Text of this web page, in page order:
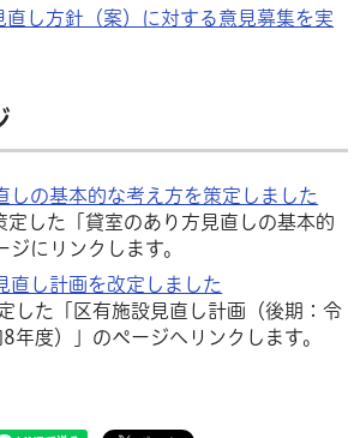
し方針（案）に対する意見募集を実
しの基本的な考え方を策定しました
した「貸室のあり方見直しの基本的
ジにリンクします。
直し計画を改定しました
した「区有施設見直し計画（後期：令
年度）」のページへリンクします。